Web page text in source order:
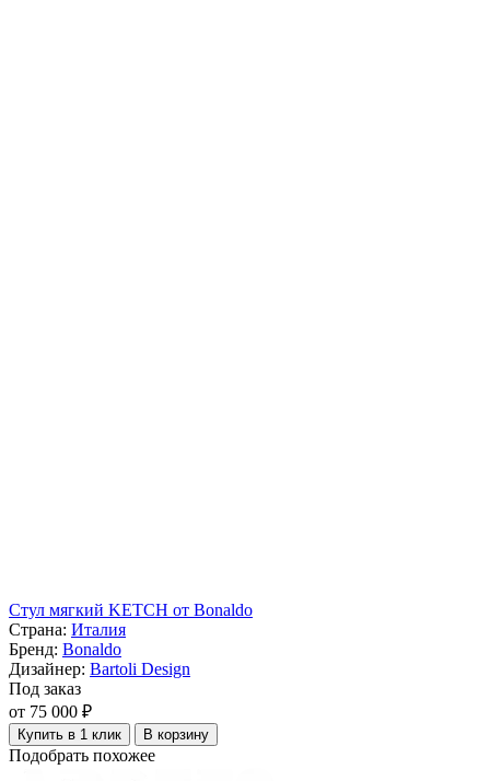
Стул мягкий KETCH от Bonaldo
Страна: Италия
Бренд: Bonaldo
Дизайнер: Bartoli Design
Под заказ
от 75 000 ₽
Купить в 1 клик В корзину
Подобрать похожее